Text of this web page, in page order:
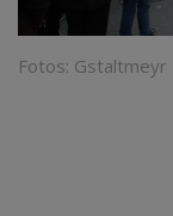
Fotos: Gstaltmeyr